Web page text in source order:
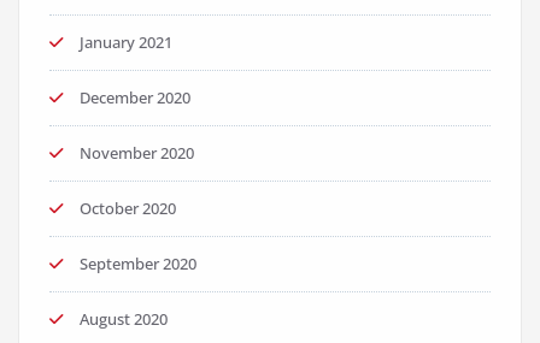
January 2021
December 2020
November 2020
October 2020
September 2020
August 2020